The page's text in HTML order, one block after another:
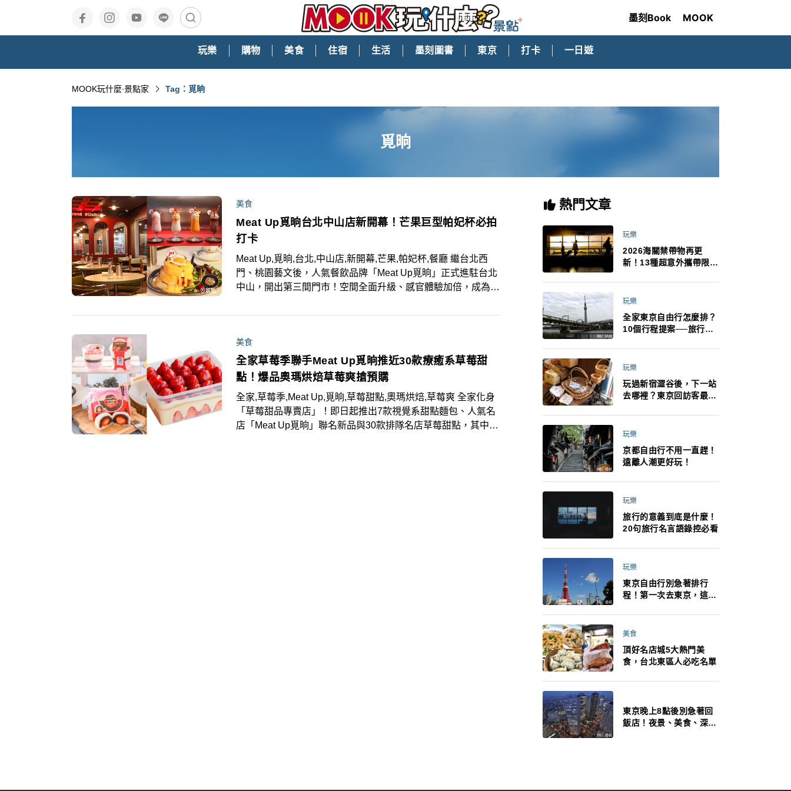
墨刻Book MOOK
玩樂 購物 美食 住宿 生活 墨刻圖書 東京 打卡 一日遊
MOOK玩什麼‧景點家 Tag：覓晌
覓晌
美食
Meat Up覓晌台北中山店新開幕！芒果巨型帕妃杯必拍
打卡
Meat Up,覓晌,台北,中山店,新開幕,芒果,帕妃杯,餐廳 繼台北西
門、桃園藝文後，人氣餐飲品牌「Meat Up覓晌」正式進駐台北
中山，開出第三間門市！空間全面升級、感官體驗加倍，成為中
熱潮，中山、西門限定的「我是流芒老大」芒果巨型帕妃杯，霸
美食
全家草莓季聯手Meat Up覓晌推近30款療癒系草莓甜
點！爆品奧瑪烘焙草莓爽搶預購
全家,草莓季,Meat Up,覓晌,草莓甜點,奧瑪烘焙,草莓爽 全家化身
「草莓甜品專賣店」！即日起推出7款視覺系甜點麵包、人氣名
店「Meat Up覓晌」聯名新品與30款排隊名店草莓甜點，其中更
熱門文章
玩樂
2026海關禁帶物再更
新！13種超意外攜帶限
最高還罰百萬！注意事項
玩樂
全家東京自由行怎麼排？
10個行程提案──旅行不
法！
玩樂
玩過新宿澀谷後，下一站
去哪裡？東京回訪客最推
玩樂
京都自由行不用一直趕！
遠離人潮更好玩！
玩樂
旅行的意義到底是什麼！
20句旅行名言語錄控必看
玩樂
東京自由行別急著排行
程！第一次去東京，這10
美食
頂好名店城5大熱門美
食，台北東區人必吃名單
東京晚上8點後別急著回
飯店！夜景、美食、深夜